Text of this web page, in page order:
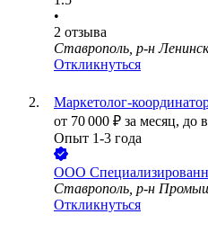
•
2 отзыва
Ставрополь, р-н
Откликнуться
Маркетолог-
от 70 000 ₽ за месяц, до
Опыт 1-3 года
ООО
Ставрополь, р-н
Откликнуться